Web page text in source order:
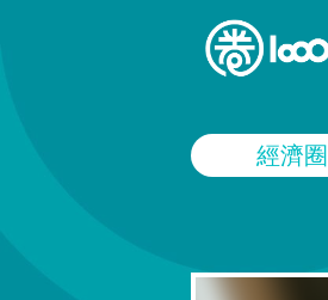
經濟圈